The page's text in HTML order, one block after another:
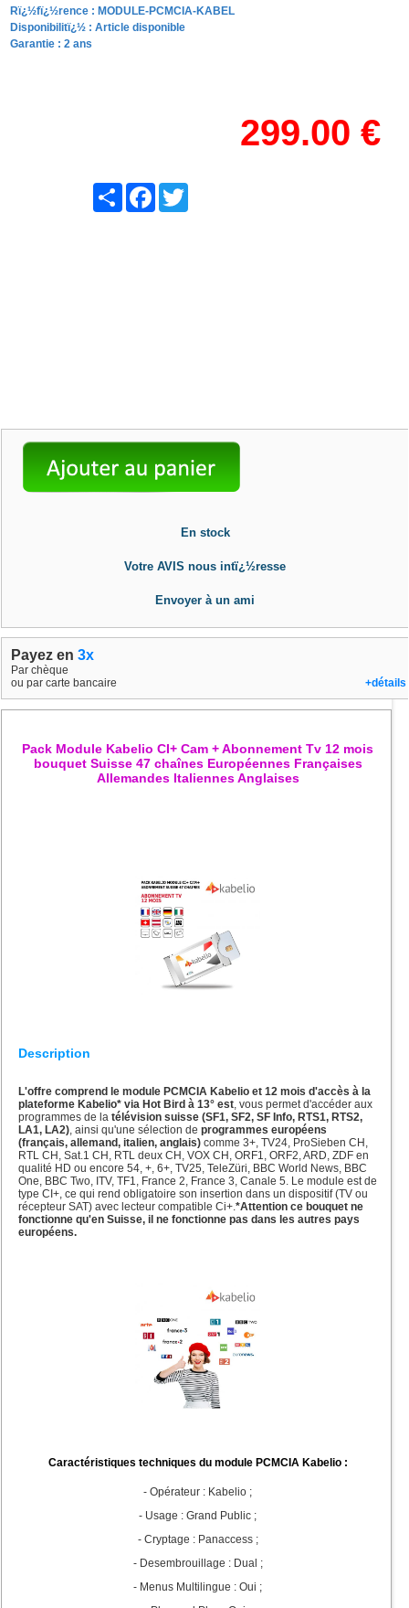
Rï¿½fï¿½rence : MODULE-PCMCIA-KABEL
Disponibilitï¿½ : Article disponible
Garantie : 2 ans
299.00 €
Share Facebook
En stock
Votre AVIS nous intï¿½resse
Envoyer à un ami
Payez en 3x
Par chèque
ou par carte bancaire
+détails
Pack Module Kabelio CI+ Cam + Abonnement Tv 12 mois
bouquet Suisse 47 chaînes Européennes Françaises
Allemandes Italiennes Anglaises
Description
L'offre comprend le module PCMCIA Kabelio et 12 mois d'accès à la
plateforme Kabelio* via Hot Bird à 13° est, vous permet d'accéder aux
programmes de la télévision suisse (SF1, SF2, SF Info, RTS1, RTS2,
LA1, LA2), ainsi qu'une sélection de programmes européens
(français, allemand, italien, anglais)comme 3+, TV24, ProSieben CH,
RTL CH, Sat.1 CH, RTL deux CH, VOX CH, ORF1, ORF2, ARD, ZDF en
qualité HD ou encore 54, +, 6+, TV25, TeleZüri, BBC World News, BBC
One, BBC Two, ITV, TF1, France 2, France 3, Canale 5. Le module est de
type CI+, ce qui rend obligatoire son insertion dans un dispositif (TV ou
récepteur SAT) avec lecteur compatible Ci+.*Attention ce bouquet ne
fonctionne qu'en Suisse, il ne fonctionne pas dans les autres pays
européens.
Caractéristiques techniques du module PCMCIA Kabelio :
- Opérateur : Kabelio ;
- Usage : Grand Public ;
- Cryptage : Panaccess ;
- Desembrouillage : Dual ;
- Menus Multilingue : Oui ;